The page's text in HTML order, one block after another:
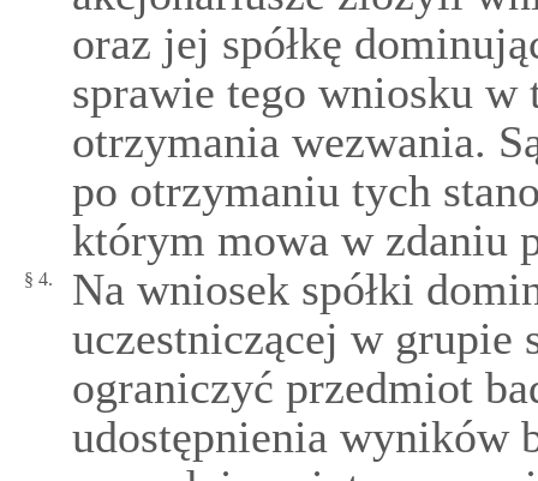
oraz jej spółkę
sprawie tego wniosku
otrzymania wezwania.
po otrzymaniu tych
którym mowa w zdaniu
§ 4.
Na wniosek spółki
uczestniczącej w grupie
ograniczyć przedmiot
udostępnienia wyników